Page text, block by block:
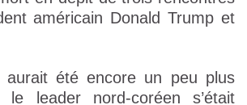
américain Donald Trump et
aurait été encore un peu plus
le leader nord-coréen s’était